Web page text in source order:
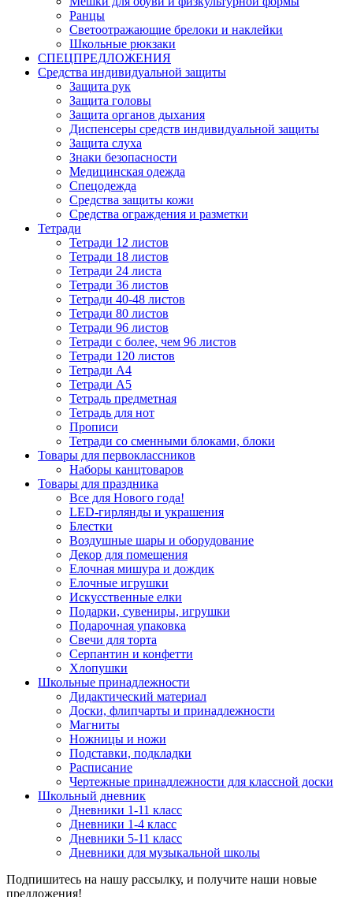
Ранцы
Светоотражающие брелоки и наклейки
Школьные рюкзаки
СПЕЦПРЕДЛОЖЕНИЯ
Средства индивидуальной защиты
Защита рук
Защита головы
Защита органов дыхания
Диспенсеры средств индивидуальной защиты
Защита слуха
Знаки безопасности
Медицинская одежда
Спецодежда
Средства защиты кожи
Средства ограждения и разметки
Тетради
Тетради 12 листов
Тетради 18 листов
Тетради 24 листа
Тетради 36 листов
Тетради 40-48 листов
Тетради 80 листов
Тетради 96 листов
Тетради с более, чем 96 листов
Тетради 120 листов
Тетради А4
Тетради А5
Тетрадь предметная
Тетрадь для нот
Прописи
Тетради со сменными блоками, блоки
Товары для первоклассников
Наборы канцтоваров
Товары для праздника
Все для Нового года!
LED-гирлянды и украшения
Блестки
Воздушные шары и оборудование
Декор для помещения
Елочная мишура и дождик
Елочные игрушки
Искусственные елки
Подарки, сувениры, игрушки
Подарочная упаковка
Свечи для торта
Серпантин и конфетти
Хлопушки
Школьные принадлежности
Дидактический материал
Доски, флипчарты и принадлежности
Магниты
Ножницы и ножи
Подставки, подкладки
Расписание
Чертежные принадлежности для классной доски
Школьный дневник
Дневники 1-11 класс
Дневники 1-4 класс
Дневники 5-11 класс
Дневники для музыкальной школы
Подпишитесь на нашу рассылку, и получите наши новые
предложения!